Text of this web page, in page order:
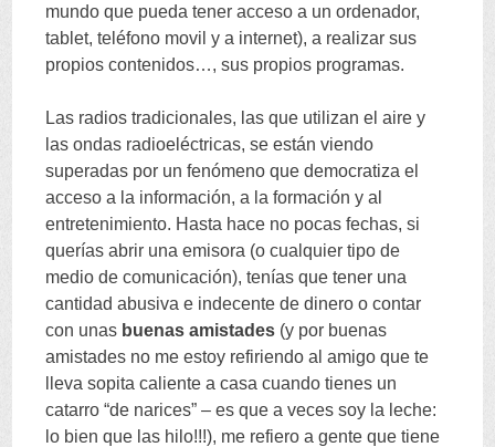
mundo que pueda tener acceso a un ordenador,
tablet,teléfono movil y a internet),a realizar sus
propios contenidos…,sus propios programas.
Las radios tradicionales, las que utilizan el aire y
las ondas radioeléctricas,se están viendo
superadas por un fenómeno que democratiza el
acceso a la información,a la formación y al
entretenimiento. Hasta hace no pocas fechas,si
querías abrir una emisora (o cualquier tipo de
medio de comunicación),tenías que tener una
cantidad abusiva e indecente de dinero o contar
con unas buenas amistades (y por buenas
amistades no me estoy refiriendo al amigo que te
lleva sopita caliente a casa cuando tienes un
catarro “de narices” –es que a veces soy la leche:
lo bien que las hilo!!!), me refiero a gente que tiene